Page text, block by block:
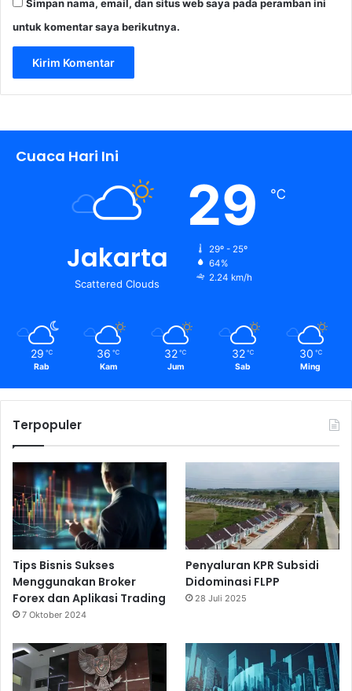
Simpan nama, email, dan situs web saya pada peramban ini
untuk komentar saya berikutnya.
Cuaca Hari Ini
Jakarta
Scattered Clouds
29 ℃
29º - 25º
64%
2.24 km/h
29 ℃
Rab
36 ℃
Kam
32 ℃
Jum
32 ℃
Sab
30 ℃
Ming
Terpopuler
Tips Bisnis Sukses
Menggunakan Broker
Forex dan Aplikasi Trading
7 Oktober 2024
Penyaluran KPR Subsidi
Didominasi FLPP
28 Juli 2025